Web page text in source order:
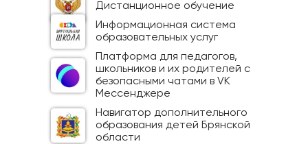
Дистанционное обучение
Информационная система
образовательных услуг
Платформа для педагогов,
школьников и их родителей с
безопасными чатами в VK
Мессенджере
Навигатор дополнительного
образования детей Брянской
области